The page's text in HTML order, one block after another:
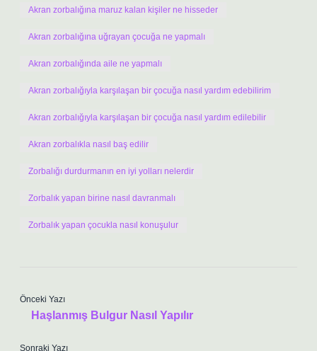
Akran zorbalığına maruz kalan kişiler ne hisseder
Akran zorbalığına uğrayan çocuğa ne yapmalı
Akran zorbalığında aile ne yapmalı
Akran zorbalığıyla karşılaşan bir çocuğa nasıl yardım edebilirim
Akran zorbalığıyla karşılaşan bir çocuğa nasıl yardım edilebilir
Akran zorbalıkla nasıl baş edilir
Zorbalığı durdurmanın en iyi yolları nelerdir
Zorbalık yapan birine nasıl davranmalı
Zorbalık yapan çocukla nasıl konuşulur
Önceki Yazı
Haşlanmış Bulgur Nasıl Yapılır
Sonraki Yazı